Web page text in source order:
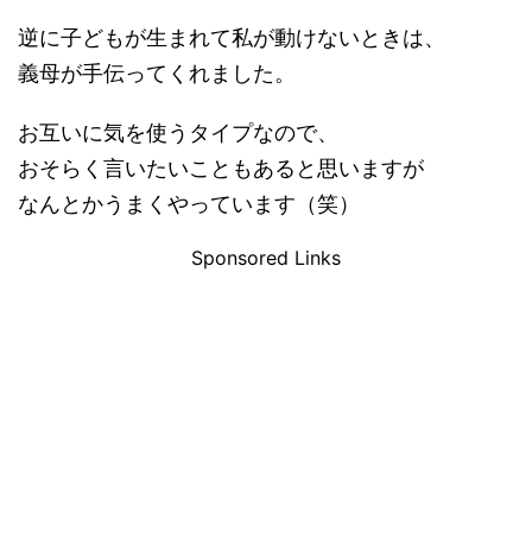
逆に子どもが生まれて私が動けないときは、
義母が手伝ってくれました。
お互いに気を使うタイプなので、
おそらく言いたいこともあると思いますが
なんとかうまくやっています（笑）
Sponsored Links